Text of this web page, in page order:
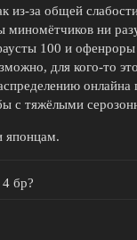
из-за общей
миномётчиков ни
100 и
для кого-то
с тяжёлыми
японцам.
бр?